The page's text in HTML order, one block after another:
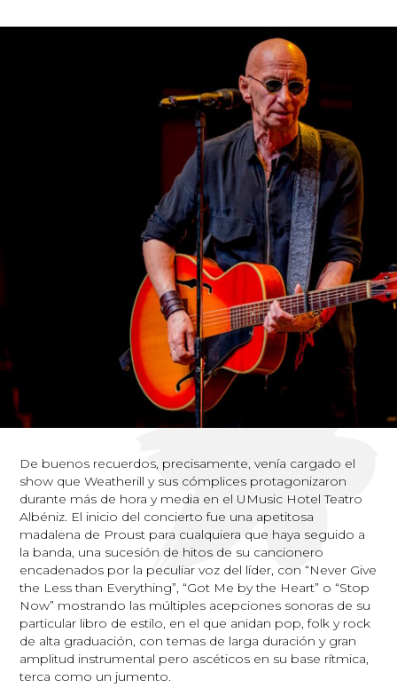
De buenos recuerdos, precisamente, venía cargado el
show que Weatherill y sus cómplices protagonizaron
durante más de hora y media en el UMusic Hotel Teatro
Albéniz. El inicio del concierto fue una apetitosa
madalena de Proust para cualquiera que haya seguido a
la banda, una sucesión de hitos de su cancionero
encadenados por la peculiar voz del líder, con “Never Give
the Less than Everything”, “Got Me by the Heart” o “Stop
Now” mostrando las múltiples acepciones sonoras de su
particular libro de estilo, en el que anidan pop, folk y rock
de alta graduación, con temas de larga duración y gran
amplitud instrumental pero ascéticos en su base rítmica,
terca como un jumento.